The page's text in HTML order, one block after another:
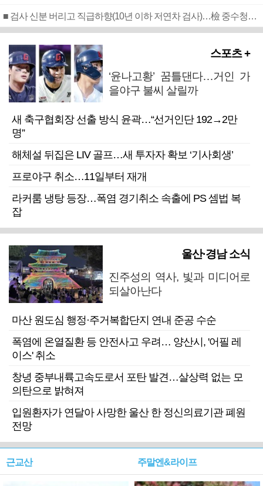
■ 검사 신분 버리고 직급하향(10년 이하 저연차 검사)…檢 중수청행 기피
스포츠 +
‘윤나고황’ 꿈틀댄다…거인 가
을야구 불씨 살릴까
새 축구협회장 선출 방식 윤곽…“선거인단 192→2만
명”
해체설 뒤집은 LIV 골프…새 투자자 확보 ‘기사회생’
프로야구 취소…11일부터 재개
라커룸 냉탕 등장…폭염 경기취소 속출에 PS 셈법 복
잡
울산·경남 소식
진주성의 역사, 빛과 미디어로
되살아난다
마산 원도심 행정·주거복합단지 연내 준공 수순
폭염에 온열질환 등 안전사고 우려… 양산시, '어필 레
이스' 취소
창녕 중부내륙고속도로서 포탄 발견…살상력 없는 모
의탄으로 밝혀져
입원환자가 연달아 사망한 울산 한 정신의료기관 폐원
전망
근교산 주말엔&라이프